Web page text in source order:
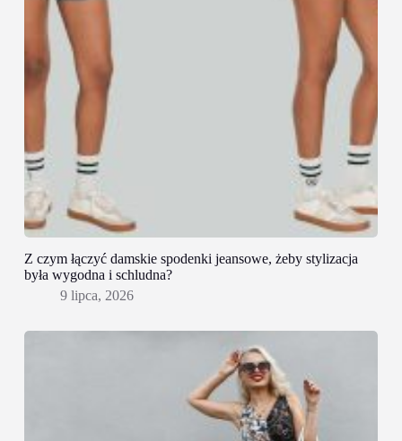
Z czym łączyć damskie spodenki jeansowe, żeby stylizacja
była wygodna i schludna?
9 lipca, 2026